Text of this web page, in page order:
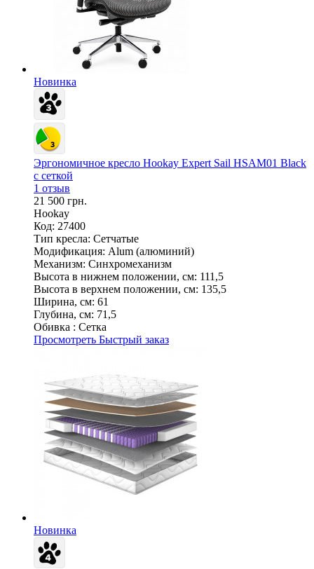
Новинка
Эргономичное кресло Hookay Expert Sail HSAM01 Black
с сеткой
1 отзыв
21 500 грн.
Hookay
Код: 27400
Тип кресла: Сетчатые
Модификация: Alum (алюминий)
Механизм: Синхромеханизм
Высота в нижнем положении, см: 111,5
Высота в верхнем положении, см: 135,5
Ширина, см: 61
Глубина, см: 71,5
Обивка : Сетка
Просмотреть Быстрый заказ
Новинка